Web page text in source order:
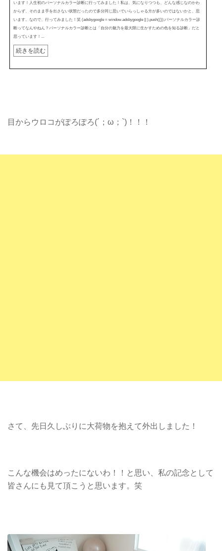
います！人生初のパーソナルカラー診断に行ってみました！私は、気になりつつも、どんな感じなのかわ
からず、そのまま手を出さない状態だったので多分同じ思いでいらっしゃる方が多いのではないかと、思
います。なので、行ってみました！笑 (adsbygoogle = window.adsbygoogle || ).push({});パーソナルカラー診
断ってなんやねん？パーソナルカラー診断とは「自分の魅力を最大限に生かすための色を知る診断」だと
思っています！...
続きを読む
目からウロコがぽろぽろ(´；ω；`)！！！
さて、先日久しぶりに大荷物を抱えて外出しました！
こんな機会はめったにないわ！！と思い、私の記念として
皆さんにも見て頂こうと思います。笑